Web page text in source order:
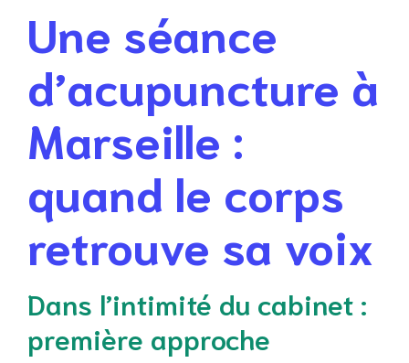
Une séance
d’acupuncture à
Marseille :
quand le corps
retrouve sa voix
Dans l’intimité du cabinet :
première approche